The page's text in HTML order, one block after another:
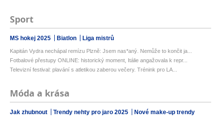
Sport
MS hokej 2025 Biatlon Liga mistrů
Kapitán Vydra nechápal remízu Plzně: Jsem nas*aný. Nemůže to končit ja...
Fotbalové přestupy ONLINE: historický moment, Itálie angažovala k repr...
Televizní festival: plavání s atletikou zaberou večery. Trénink pro LA...
Móda a krása
Jak zhubnout Trendy nehty pro jaro 2025 Nové make-up trendy